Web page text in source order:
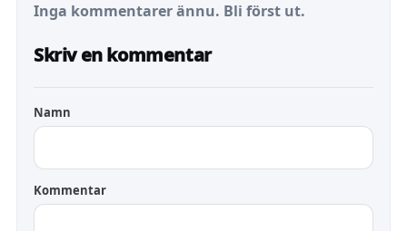
Inga kommentarer ännu. Bli först ut.
Skriv en kommentar
Namn
Kommentar